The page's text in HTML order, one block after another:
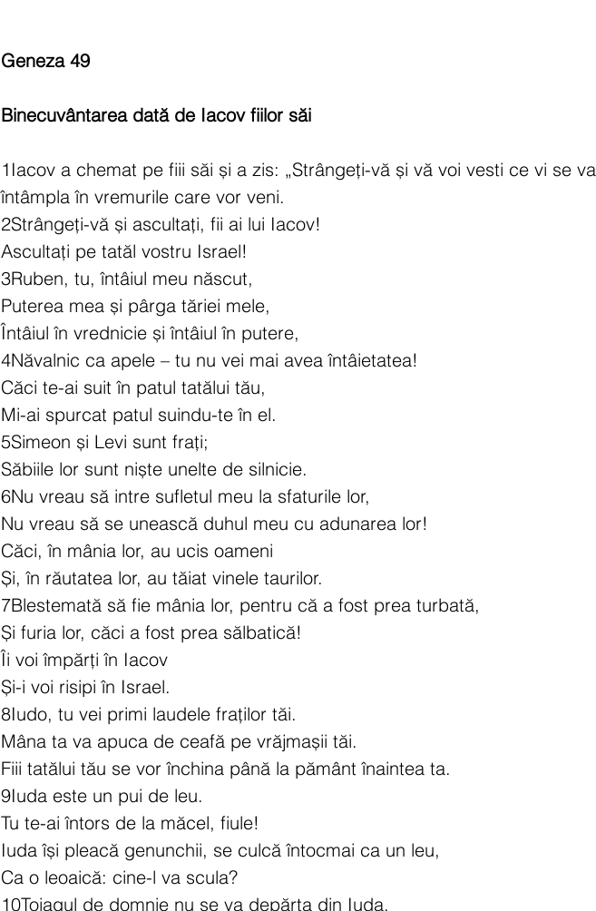
Geneza 49
Binecuvântarea dată de Iacov fiilor săi
1Iacov a chemat pe fiii săi și a zis: „Strângeți-vă și vă voi vesti ce vi se va
întâmpla în vremurile care vor veni.
2Strângeți-vă și ascultați, fii ai lui Iacov!
Ascultați pe tatăl vostru Israel!
3Ruben, tu, întâiul meu născut,
Puterea mea și pârga tăriei mele,
Întâiul în vrednicie și întâiul în putere,
4Năvalnic ca apele – tu nu vei mai avea întâietatea!
Căci te-ai suit în patul tatălui tău,
Mi-ai spurcat patul suindu-te în el.
5Simeon și Levi sunt frați;
Săbiile lor sunt niște unelte de silnicie.
6Nu vreau să intre sufletul meu la sfaturile lor,
Nu vreau să se unească duhul meu cu adunarea lor!
Căci, în mânia lor, au ucis oameni
Și, în răutatea lor, au tăiat vinele taurilor.
7Blestemată să fie mânia lor, pentru că a fost prea turbată,
Și furia lor, căci a fost prea sălbatică!
Îi voi împărți în Iacov
Și-i voi risipi în Israel.
8Iudo, tu vei primi laudele fraților tăi.
Mâna ta va apuca de ceafă pe vrăjmașii tăi.
Fiii tatălui tău se vor închina până la pământ înaintea ta.
9Iuda este un pui de leu.
Tu te-ai întors de la măcel, fiule!
Iuda își pleacă genunchii, se culcă întocmai ca un leu,
Ca o leoaică: cine-l va scula?
10Toiagul de domnie nu se va depărta din Iuda,